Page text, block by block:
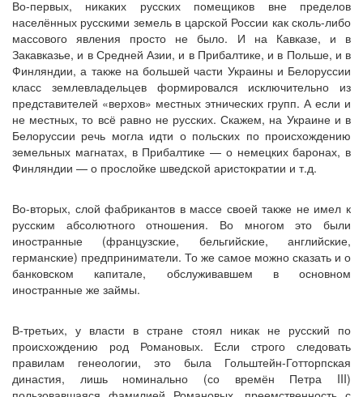
Во-первых, никаких русских помещиков вне пределов
населённых русскими земель в царской России как сколь-либо
массового явления просто не было. И на Кавказе, и в
Закавказье, и в Средней Азии, и в Прибалтике, и в Польше, и в
Финляндии, а также на большей части Украины и Белоруссии
класс землевладельцев формировался исключительно из
представителей «верхов» местных этнических групп. А если и
не местных, то всё равно не русских. Скажем, на Украине и в
Белоруссии речь могла идти о польских по происхождению
земельных магнатах, в Прибалтике — о немецких баронах, в
Финляндии — о прослойке шведской аристократии и т.д.
Во-вторых, слой фабрикантов в массе своей также не имел к
русским абсолютного отношения. Во многом это были
иностранные (французские, бельгийские, английские,
германские) предприниматели. То же самое можно сказать и о
банковском капитале, обслуживавшем в основном
иностранные же займы.
В-третьих, у власти в стране стоял никак не русский по
происхождению род Романовых. Если строго следовать
правилам генеологии, это была Гольштейн-Готторпская
династия, лишь номинально (со времён Петра III)